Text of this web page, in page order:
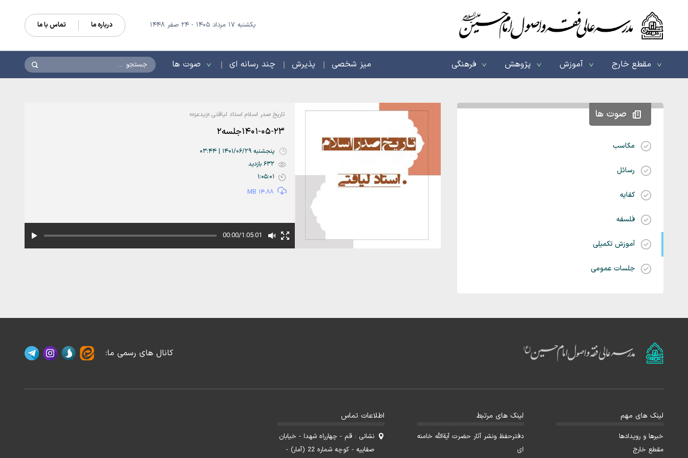
یکشنبه 17 مرداد 1405 - 24 صفر 1448 درباره ما تماس با ما
مقطع خارج آموزش پژوهش فرهنگی میز شخصی پذیرش چند رسانه ای صوت ها جستجو
صوت ها
مکاسب
رسائل
کفایه
فلسفه
آموزش تکمیلی
جلسات عمومی
تاریخ صدر اسلام استاد لیاقتی «زیدعزه»
1401-05-23جلسه2
پنجشنبه 1401/06/29 | 03:44
632 بازدید
1:05:01
14.88 MB
00:00/1:05:01
کانال های رسمی ما:
لینک های مهم
خبرها و رویدادها
مقطع خارج
لینک های مرتبط
دفترحفظ ونشر آثار حضرت آیةالله خامنه
ای
اطلاعات تماس
نشانی : قم - چهارراه شهدا - خیابان
صفاییه - کوچه شماره 22 (آمار) -